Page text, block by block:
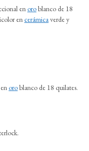
enoroblanco de 18
encerámicaverde y
oroblanco de 18 quilates.